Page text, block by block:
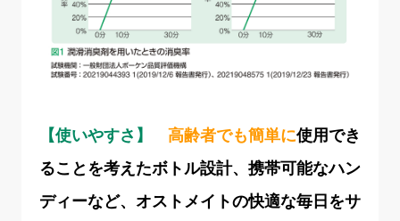
【使いやすさ】 高齢者でも簡単に使用でき
ることを考えたボトル設計、携帯可能なハン
ディーなど、オストメイトの快適な毎日をサ